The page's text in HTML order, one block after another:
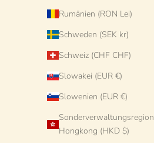
Rumänien (RON Lei)
Schweden (SEK kr)
Schweiz (CHF CHF)
Slowakei (EUR €)
Slowenien (EUR €)
Sonderverwaltungsregion
Hongkong (HKD $)